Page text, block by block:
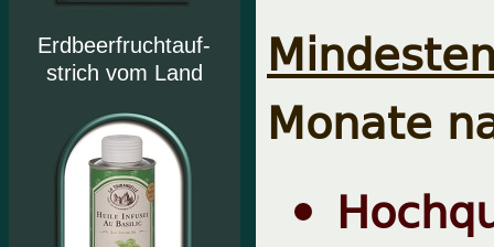
Erdbeerfruchtauf-
strich vom Land
Monate